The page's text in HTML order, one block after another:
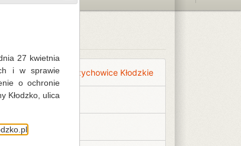
centralna - Ołdrzychowice Kłodzkie
Górna
27 kwietnia
i w sprawie
o ochronie
Kłodzko, ulica